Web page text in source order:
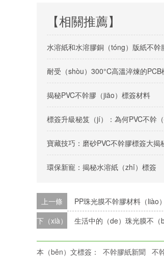
【相關推薦】
水溶紙和水溶膠銅（tóng）版紙不幹
耐受（shòu）300°C高溫淬煉的
揭秘PVC不幹膠（jiāo）標簽材料
標簽升級秘笈（jí）：為何PVC不幹
寶藏技巧：磨砂PVC不幹膠標簽大揭
環保新寵：揭秘水溶紙（zhǐ）標簽
上一條
PP珠光膜不幹膠材料（liào
下（xià）一條生活中的（de）珠光膜不
本（běn）文標簽： 不幹膠紙新聞 不